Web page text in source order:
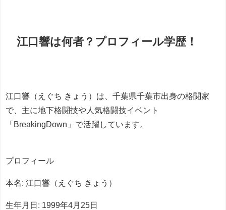
江口響は何者？プロフィール学歴！
江口響（えぐち きょう）は、千葉県千葉市出身の格闘家
で、主に地下格闘技や人気格闘技イベント
「BreakingDown」で活躍しています。
プロフィール
本名: 江口響（えぐち きょう）
生年月日: 1999年4月25日